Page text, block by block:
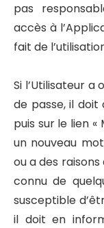
pas
accès à
fait de
Si l’Utilisateur
de passe, il doit
puis sur le lien
un nouveau
ou a des
connu de
susceptible
il doit en